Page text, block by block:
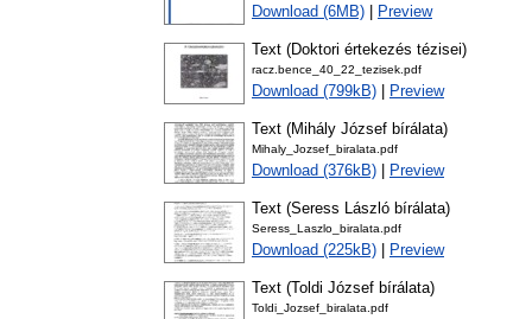
Download (6MB) Preview
Text (Doktori értekezés tézisei)
racz.bence_40_22_tezisek.pdf
Download (799kB) Preview
Text (Mihály József bírálata)
Mihaly_Jozsef_biralata.pdf
Download (376kB) Preview
Text (Seress László bírálata)
Seress_Laszlo_biralata.pdf
Download (225kB) Preview
Text (Toldi József bírálata)
Toldi_Jozsef_biralata.pdf